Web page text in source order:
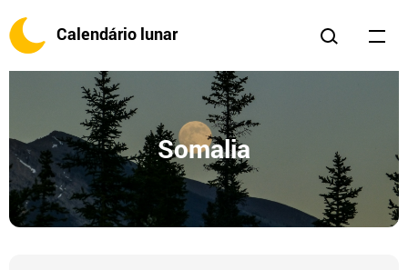
Calendário lunar
Somalia